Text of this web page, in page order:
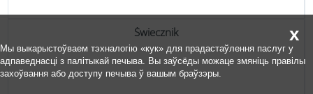
Świecznik x
Мы выкарыстоўваем тэхналогію «кук» для прадастаўлення паслуг у
адпаведнасці з палітыкай печыва. Вы заўсёды можаце змяніць правілы
захоўвання або доступу печыва ў вашым браўзэры.